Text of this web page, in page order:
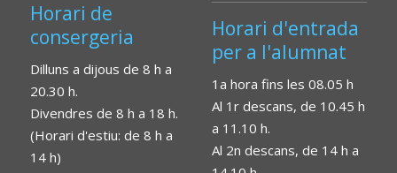
Horari de
consergeria
Dilluns a dijous de 8 h a
20.30 h.
Divendres de 8 h a 18 h.
(Horari d'estiu: de 8 h a
14 h)
Horari d'entrada
per a l'alumnat
1a hora fins les 08.05 h
Al 1r descans, de 10.45 h
a 11.10 h.
Al 2n descans, de 14 h a